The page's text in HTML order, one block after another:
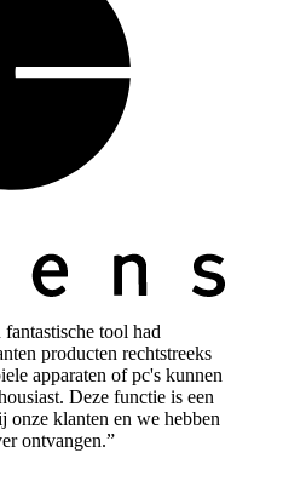
tool had
producten rechtstreeks
apparaten of pc's kunnen
Deze functie is een
onze klanten en we hebben
ontvangen.”